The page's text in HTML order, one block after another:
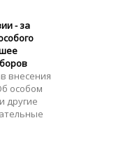
- за
внесения
особом
другие